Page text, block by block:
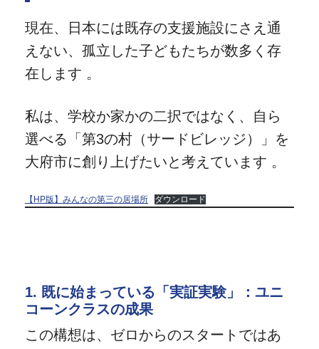
現在、日本には既存の支援施設にさえ通
えない、孤立した子どもたちが数多く存
在します 。
私は、学校か家かの二択ではなく、自ら
選べる「第3の村（サードビレッジ）」を
大府市に創り上げたいと考えています 。
【HP版】みんなの第三の居場所 ダウンロード
1. 既に始まっている「実証実験」：ユニ
コーンクラスの成果
この構想は、ゼロからのスタートではあ